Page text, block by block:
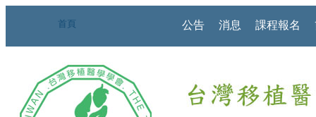
首頁 公告 消息 課程報名